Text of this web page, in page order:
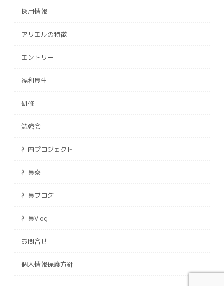
採用情報
アリエルの特徴
エントリー
福利厚生
研修
勉強会
社内プロジェクト
社員寮
社員ブログ
社員Vlog
お問合せ
個人情報保護方針